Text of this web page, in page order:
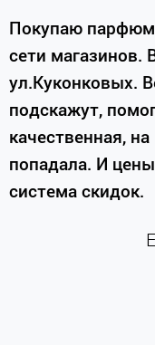
Покупаю парфюм
сети магазинов.
ул.Куконковых.
подскажут,
качественная,
попадала. И
система скидок.